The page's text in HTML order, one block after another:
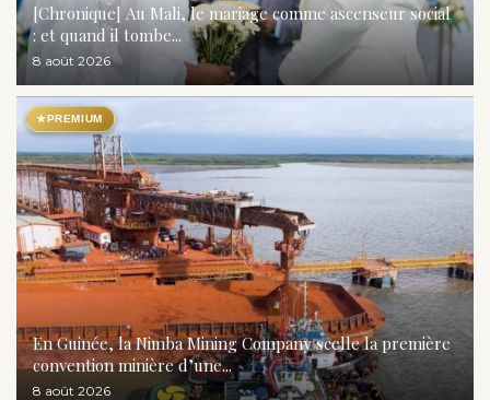
[Chronique] Au Mali, le mariage comme ascenseur social
: et quand il tombe...
8 août 2026
★PREMIUM
En Guinée, la Nimba Mining Company scelle la première
convention minière d’une...
8 août 2026